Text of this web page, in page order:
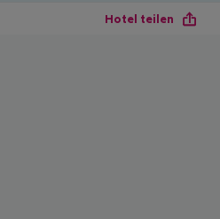
Hotel teilen